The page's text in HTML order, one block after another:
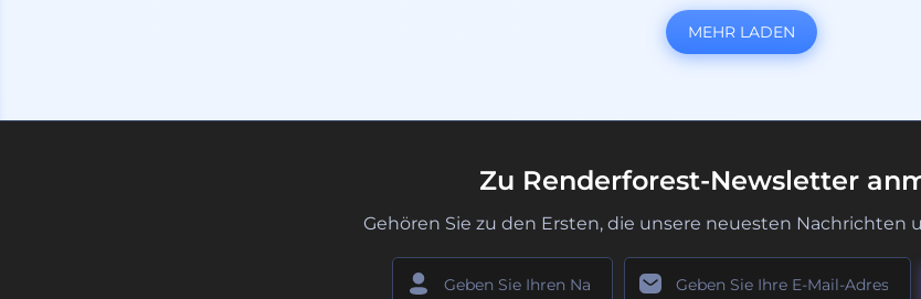
MEHR LADEN
Zu Renderforest-Newsletter
Gehören Sie zu den Ersten, die unsere neuesten Nachrichten